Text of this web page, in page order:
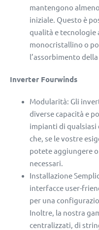
mantengono
iniziale. Questo è
qualità e tecnologie
monocristallino o
l’assorbimento
Inverter Fourwinds
Modularità: Gli
diverse capacità e
impianti di qualsiasi
che, se le vostre
potete aggiungere
necessari.
Installazione
interfacce user-
per una
Inoltre, la nostra
centralizzati, di